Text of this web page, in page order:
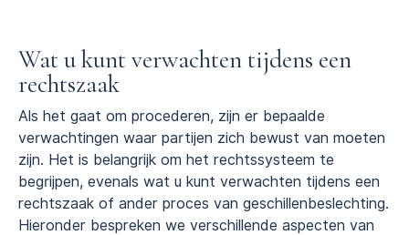
Wat u kunt verwachten tijdens een
rechtszaak
Als het gaat om procederen, zijn er bepaalde
verwachtingen waar partijen zich bewust van moeten
zijn. Het is belangrijk om het rechtssysteem te
begrijpen, evenals wat u kunt verwachten tijdens een
rechtszaak of ander proces van geschillenbeslechting.
Hieronder bespreken we verschillende aspecten van